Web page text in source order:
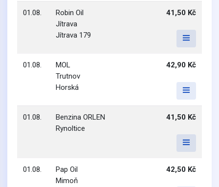
01.08.
Robin Oil
Jítrava
Jítrava 179
41,50 Kč
01.08.
MOL
Trutnov
Horská
42,90 Kč
01.08.
Benzina ORLEN
Rynoltice
41,50 Kč
01.08.
Pap Oil
Mimoň
42,50 Kč